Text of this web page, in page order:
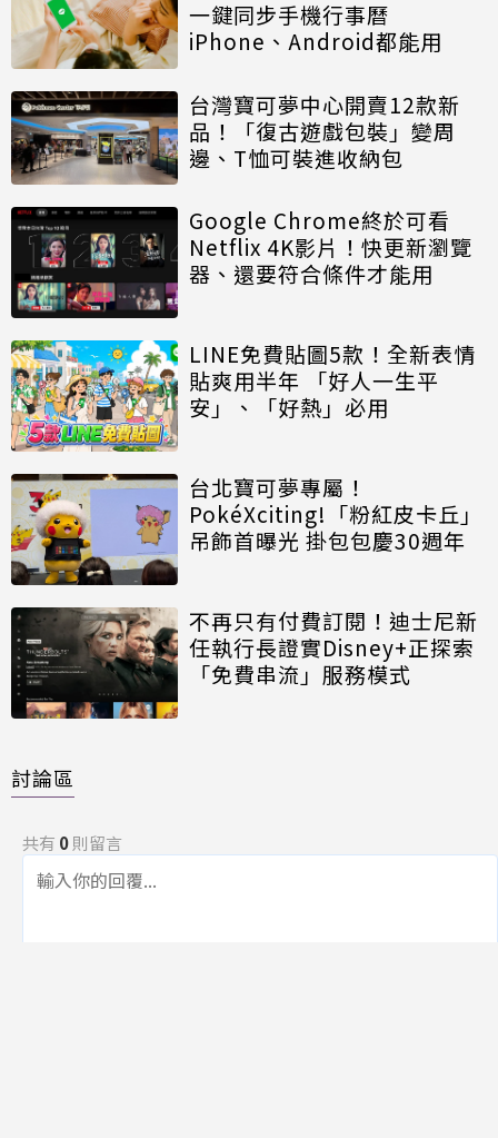
一鍵同步手機行事曆
iPhone、Android都能用
台灣寶可夢中心開賣12款新
品！「復古遊戲包裝」變周
邊、T恤可裝進收納包
Google Chrome終於可看
Netflix 4K影片！快更新瀏覽
器、還要符合條件才能用
LINE免費貼圖5款！全新表情
貼爽用半年 「好人一生平
安」、「好熱」必用
台北寶可夢專屬！
PokéXciting!「粉紅皮卡丘」
吊飾首曝光 掛包包慶30週年
不再只有付費訂閱！迪士尼新
任執行長證實Disney+正探索
「免費串流」服務模式
討論區
共有 0則留言